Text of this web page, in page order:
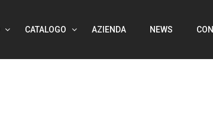
CATALOGO AZIENDA NEWS